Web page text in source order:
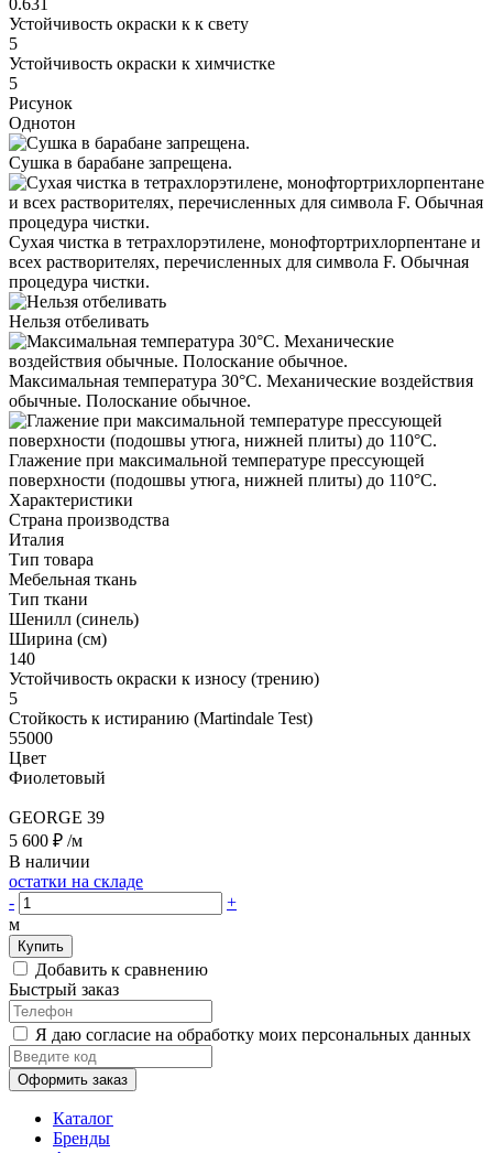
Устойчивость окраски к к свету
5
Устойчивость окраски к химчистке
5
Рисунок
Однотон
Сушка в барабане запрещена.
Сухая чистка в тетрахлорэтилене, монофтортрихлорпентане и
всех растворителях, перечисленных для символа F. Обычная
процедура чистки.
Нельзя отбеливать
Максимальная температура 30°С. Механические воздействия
обычные. Полоскание обычное.
Глажение при максимальной температуре прессующей
поверхности (подошвы утюга, нижней плиты) до 110°С.
Характеристики
Страна производства
Италия
Тип товара
Мебельная ткань
Тип ткани
Шенилл (синель)
Ширина (см)
140
Устойчивость окраски к износу (трению)
5
Стойкость к истиранию (Martindale Test)
55000
Цвет
Фиолетовый
GEORGE 39
5 600 ₽ /м
В наличии
остатки на складе
-
+
м
Купить
Добавить к сравнению
Быстрый заказ
Я даю согласие на обработку моих персональных данных
Оформить заказ
Каталог
Бренды